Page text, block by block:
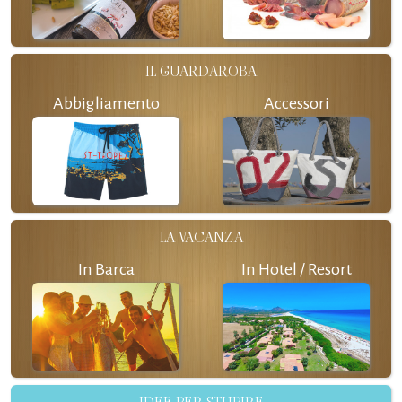
IL GUARDAROBA
Abbigliamento Accessori
LA VACANZA
In Barca In Hotel / Resort